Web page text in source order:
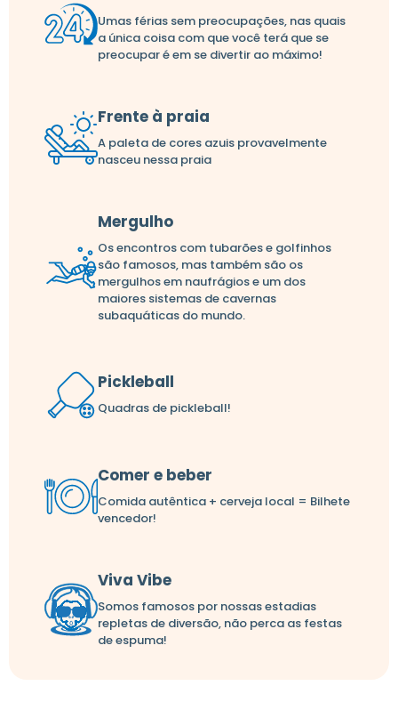
Umas férias sem preocupações, nas quais
a única coisa com que você terá que se
preocupar é em se divertir ao máximo!
Frente à praia
A paleta de cores azuis provavelmente
nasceu nessa praia
Mergulho
Os encontros com tubarões e golfinhos
são famosos, mas também são os
mergulhos em naufrágios e um dos
maiores sistemas de cavernas
subaquáticas do mundo.
Pickleball
Quadras de pickleball!
Comer e beber
Comida autêntica + cerveja local = Bilhete
vencedor!
Viva Vibe
Somos famosos por nossas estadias
repletas de diversão, não perca as festas
de espuma!